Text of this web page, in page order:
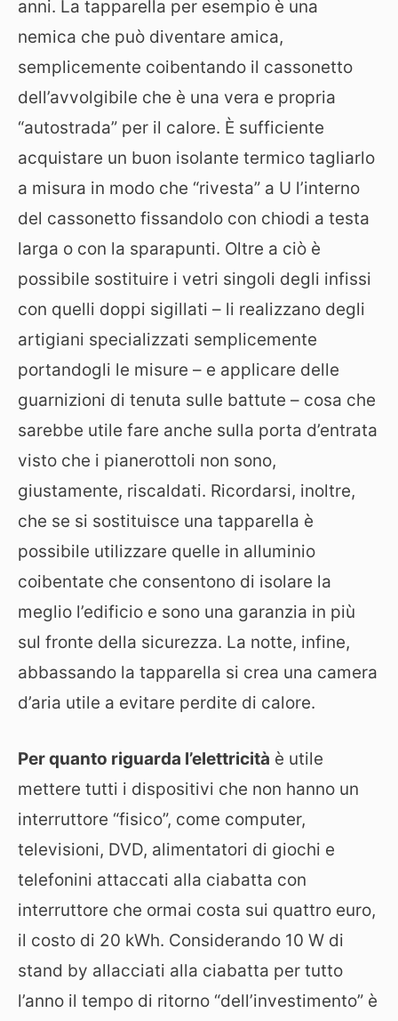
anni. La tapparella per esempio è una
nemica che può diventare amica,
semplicemente coibentando il cassonetto
dell’avvolgibile che è una vera e propria
“autostrada” per il calore. È sufficiente
acquistare un buon isolante termico tagliarlo
a misura in modo che “rivesta” a U l’interno
del cassonetto fissandolo con chiodi a testa
larga o con la sparapunti. Oltre a ciò è
possibile sostituire i vetri singoli degli infissi
con quelli doppi sigillati – li realizzano degli
artigiani specializzati semplicemente
portandogli le misure – e applicare delle
guarnizioni di tenuta sulle battute – cosa che
sarebbe utile fare anche sulla porta d’entrata
visto che i pianerottoli non sono,
giustamente, riscaldati. Ricordarsi, inoltre,
che se si sostituisce una tapparella è
possibile utilizzare quelle in alluminio
coibentate che consentono di isolare la
meglio l’edificio e sono una garanzia in più
sul fronte della sicurezza. La notte, infine,
abbassando la tapparella si crea una camera
d’aria utile a evitare perdite di calore.
Per quanto riguarda l’elettricità è utile
mettere tutti i dispositivi che non hanno un
interruttore “fisico”, come computer,
televisioni, DVD, alimentatori di giochi e
telefonini attaccati alla ciabatta con
interruttore che ormai costa sui quattro euro,
il costo di 20 kWh. Considerando 10 W di
stand by allacciati alla ciabatta per tutto
l’anno il tempo di ritorno “dell’investimento” è